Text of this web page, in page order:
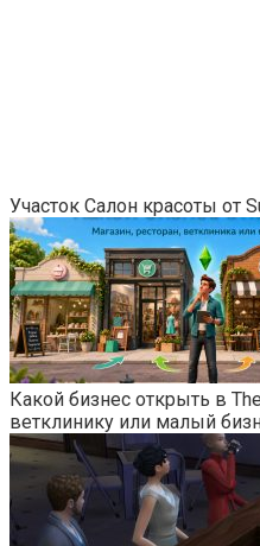
Участок Салон красоты от
Какой бизнес открыть в
ветклинику или малый